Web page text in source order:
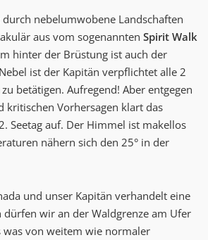
durch nebelumwobene Landschaften
aus vom sogenannten Spirit Walk
hinter der Brüstung ist auch der
ist der Kapitän verpflichtet alle 2
betätigen. Aufregend! Aber entgegen
kritischen Vorhersagen klart das
Seetag auf. Der Himmel ist makellos
nähern sich den 25° in der
und unser Kapitän verhandelt eine
dürfen wir an der Waldgrenze am Ufer
was von weitem wie normaler